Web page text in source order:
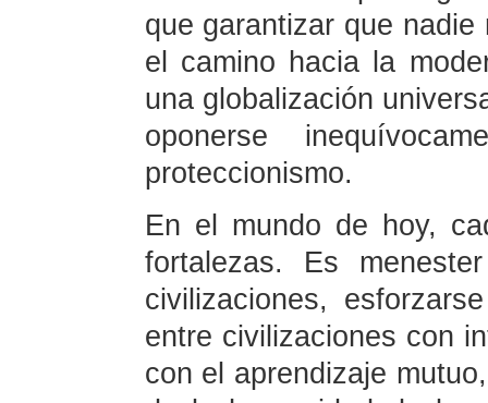
que garantizar que
el camino hacia la
una globalización
oponerse
proteccionismo.
En el mundo de hoy,
fortalezas. Es
civilizaciones,
entre civilizaciones con
con el aprendizaje